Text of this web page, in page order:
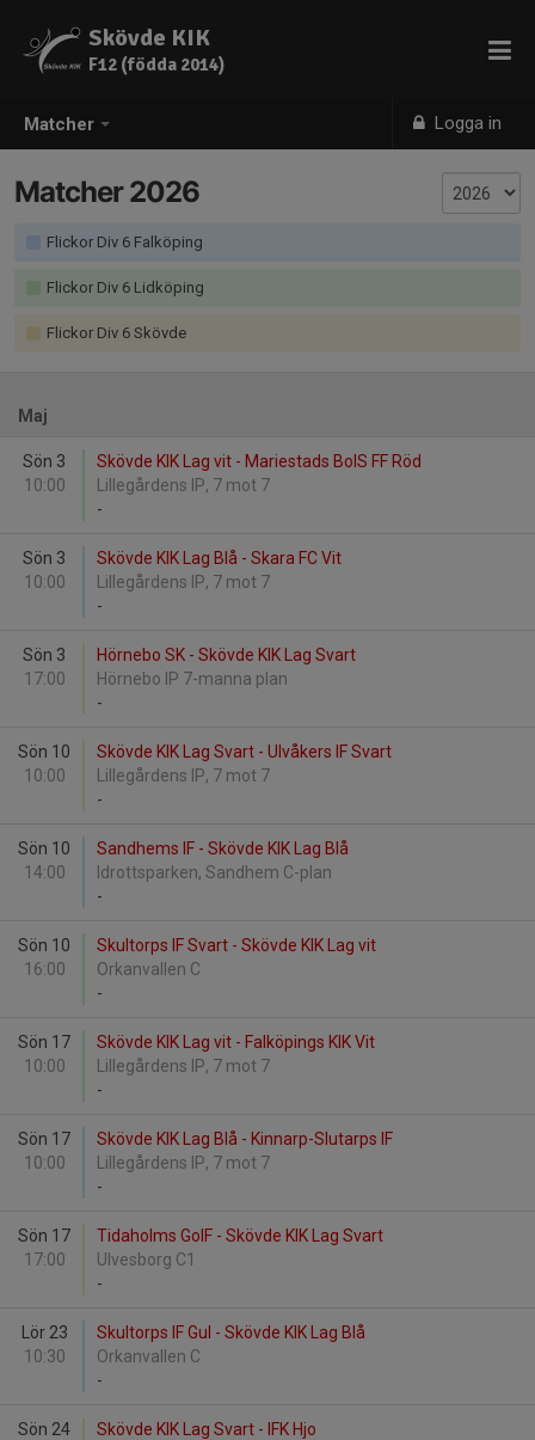
Matcher Logga in
Skövde KIK
F12 (födda 2014)
Matcher 2026
Flickor Div 6 Falköping
Flickor Div 6 Lidköping
Flickor Div 6 Skövde
Maj
Sön 3
10:00
Skövde KIK Lag vit - Mariestads BoIS FF Röd
Lillegårdens IP, 7 mot 7
-
Sön 3
10:00
Skövde KIK Lag Blå - Skara FC Vit
Lillegårdens IP, 7 mot 7
-
Sön 3
17:00
Hörnebo SK - Skövde KIK Lag Svart
Hörnebo IP 7-manna plan
-
Sön 10
10:00
Skövde KIK Lag Svart - Ulvåkers IF Svart
Lillegårdens IP, 7 mot 7
-
Sön 10
14:00
Sandhems IF - Skövde KIK Lag Blå
Idrottsparken, Sandhem C-plan
-
Sön 10
16:00
Skultorps IF Svart - Skövde KIK Lag vit
Orkanvallen C
-
Sön 17
10:00
Skövde KIK Lag vit - Falköpings KIK Vit
Lillegårdens IP, 7 mot 7
-
Sön 17
10:00
Skövde KIK Lag Blå - Kinnarp-Slutarps IF
Lillegårdens IP, 7 mot 7
-
Sön 17
17:00
Tidaholms GoIF - Skövde KIK Lag Svart
Ulvesborg C1
-
Lör 23
10:30
Skultorps IF Gul - Skövde KIK Lag Blå
Orkanvallen C
-
Sön 24
Skövde KIK Lag Svart - IFK Hjo